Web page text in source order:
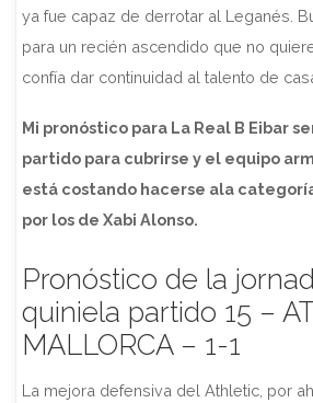
ya fue capaz de derrotar al Leganés.
para un recién ascendido que no
confía dar continuidad al talento de
Mi pronóstico para La Real B Eibar
partido para cubrirse y el equipo
está costando hacerse ala
por los de Xabi Alonso.
Pronóstico de la
quiniela partido 15 –
MALLORCA – 1-1
La mejora defensiva del Athletic, por